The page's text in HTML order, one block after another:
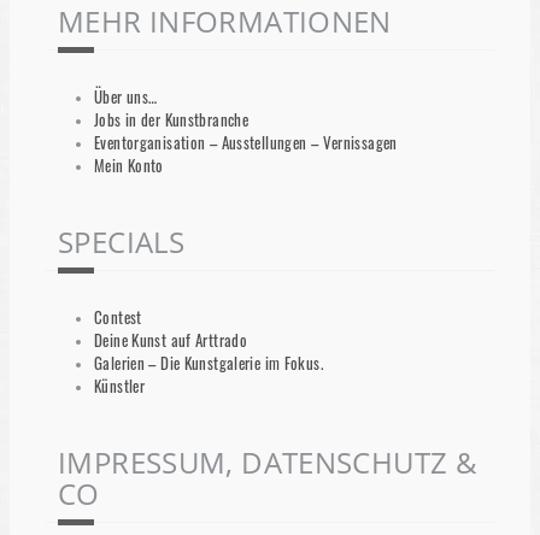
MEHR INFORMATIONEN
Über uns…
Jobs in der Kunstbranche
Eventorganisation – Ausstellungen – Vernissagen
Mein Konto
SPECIALS
Contest
Deine Kunst auf Arttrado
Galerien – Die Kunstgalerie im Fokus.
Künstler
IMPRESSUM, DATENSCHUTZ &
CO